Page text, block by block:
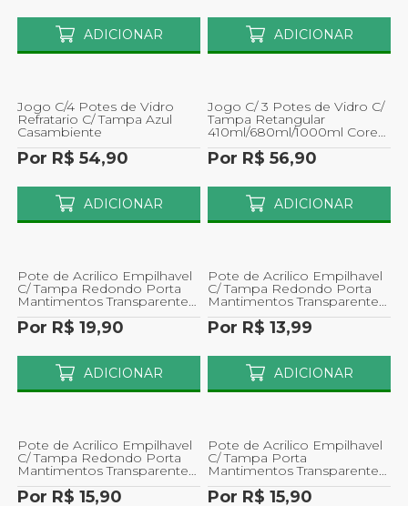
ADICIONAR ADICIONAR
Jogo C/4 Potes de Vidro
Refratario C/ Tampa Azul
Casambiente
Por R$ 54,90
ADICIONAR
Jogo C/ 3 Potes de Vidro C/
Tampa Retangular
410ml/680ml/1000ml Cores
Sortidas Ferimte
Por R$ 56,90
ADICIONAR
Pote de Acrilico Empilhavel
C/ Tampa Redondo Porta
Mantimentos Transparente
1200ml Oikos
Por R$ 19,90
ADICIONAR
Pote de Acrilico Empilhavel
C/ Tampa Redondo Porta
Mantimentos Transparente
630ml Oikos
Por R$ 13,99
ADICIONAR
Pote de Acrilico Empilhavel
C/ Tampa Redondo Porta
Mantimentos Transparente
850ml Oikos
Por R$ 15,90
Pote de Acrilico Empilhavel
C/ Tampa Porta
Mantimentos Transparente
800ml Oikos
Por R$ 15,90